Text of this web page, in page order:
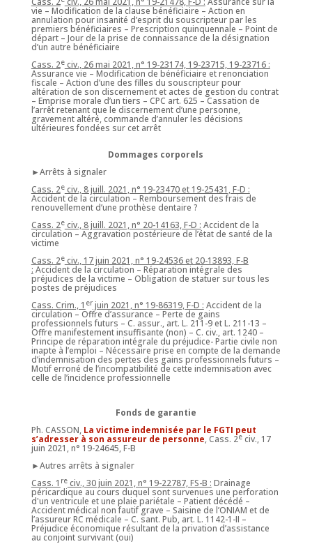
vie – Modification de la clause bénéficiaire – Action en
annulation pour insanité d’esprit du souscripteur par les
premiers bénéficiaires – Prescription quinquennale – Point de
départ – Jour de la prise de connaissance de la désignation
d’un autre bénéficiaire
Cass. 2eciv., 26 mai 2021, n° 19-23174, 19-23715, 19-23716 :
Assurance vie – Modification de bénéficiaire et renonciation
fiscale – Action d’une des filles du souscripteur pour
altération de son discernement et actes de gestion du contrat
– Emprise morale d’un tiers – CPC art. 625 – Cassation de
l’arrêt retenant que le discernement d’une personne,
gravement altéré, commande d’annuler les décisions
ultérieures fondées sur cet arrêt
Dommages corporels
►Arrêts à signaler
Cass. 2eciv., 8 juill. 2021, n° 19-23470 et 19-25431, F-D :
Accident de la circulation – Remboursement des frais de
renouvellement d’une prothèse dentaire ?
Cass. 2eciv., 8 juill. 2021, n° 20-14163, F-D : Accident de la
circulation – Aggravation postérieure de l’état de santé de la
victime
Cass. 2eciv., 17 juin 2021, n° 19-24536 et 20-13893, F-B
: Accident de la circulation – Réparation intégrale des
préjudices de la victime – Obligation de statuer sur tous les
postes de préjudices
Cass. Crim., 1 erjuin 2021, n° 19-86319, F-D : Accident de la
circulation – Offre d’assurance – Perte de gains
professionnels futurs – C. assur., art. L. 211-9 et L. 211-13 –
Offre manifestement insuffisante (non) – C. civ., art. 1240 –
Principe de réparation intégrale du préjudice- Partie civile non
inapte à l’emploi – Nécessaire prise en compte de la demande
d’indemnisation des pertes des gains professionnels futurs –
Motif erroné de l’incompatibilité de cette indemnisation avec
celle de l’incidence professionnelle
Fonds de garantie
Ph. CASSON, La victime indemnisée par le FGTI peut
s’adresser à son assureur de personne, Cass. 2eciv., 17
juin 2021, n° 19-24645, F-B
►Autres arrêts à signaler
Cass. 1 reciv., 30 juin 2021, n° 19-22787, FS-B : Drainage
péricardique au cours duquel sont survenues une perforation
d'un ventricule et une plaie pariétale – Patient décédé –
Accident médical non fautif grave – Saisine de l’ONIAM et de
l’assureur RC médicale – C. sant. Pub, art. L. 1142-1-II –
Préjudice économique résultant de la privation d’assistance
au conjoint survivant (oui)